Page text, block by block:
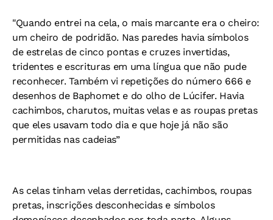
"Quando entrei na cela, o mais marcante era o cheiro:
um cheiro de podridão. Nas paredes havia símbolos
de estrelas de cinco pontas e cruzes invertidas,
tridentes e escrituras em uma língua que não pude
reconhecer. Também vi repetições do número 666 e
desenhos de Baphomet e do olho de Lúcifer. Havia
cachimbos, charutos, muitas velas e as roupas pretas
que eles usavam todo dia e que hoje já não são
permitidas nas cadeias”
As celas tinham velas derretidas, cachimbos, roupas
pretas, inscrições desconhecidas e símbolos